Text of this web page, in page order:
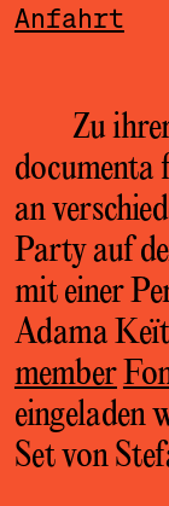
Anfahrt
Zu
documenta
an
Party auf
mit einer
Adama
member
eingeladen
Set von